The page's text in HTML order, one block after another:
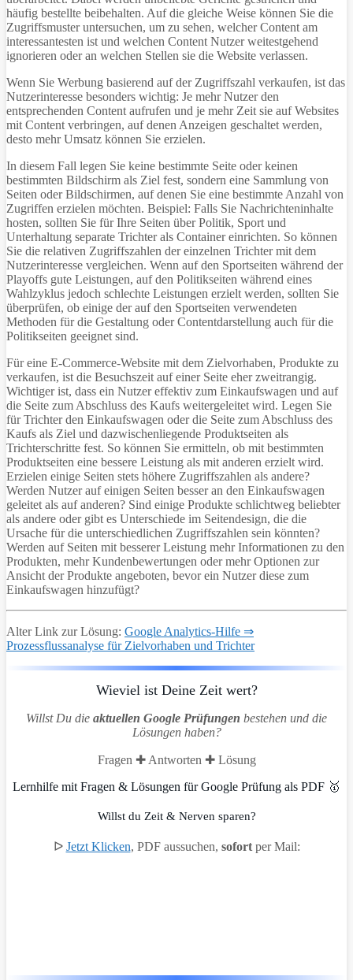
häufig bestellte beibehalten. Auf die gleiche Weise können Sie die
Zugriffsmuster untersuchen, um zu sehen, welcher Content am
interessantesten ist und welchen Content Nutzer weitestgehend
ignorieren oder an welchen Stellen sie die Website verlassen.
Wenn Sie Werbung basierend auf der Zugriffszahl verkaufen, ist das
Nutzerinteresse besonders wichtig: Je mehr Nutzer den
entsprechenden Content aufrufen und je mehr Zeit sie auf Websites
mit Content verbringen, auf denen Anzeigen geschaltet werden,
desto mehr Umsatz können Sie erzielen.
In diesem Fall legen Sie keine bestimmte Seite oder keinen
bestimmten Bildschirm als Ziel fest, sondern eine Sammlung von
Seiten oder Bildschirmen, auf denen Sie eine bestimmte Anzahl von
Zugriffen erzielen möchten. Beispiel: Falls Sie Nachrichteninhalte
hosten, sollten Sie für Ihre Seiten über Politik, Sport und
Unterhaltung separate Trichter als Container einrichten. So können
Sie die relativen Zugriffszahlen der einzelnen Trichter mit dem
Nutzerinteresse vergleichen. Wenn auf den Sportseiten während der
Playoffs gute Leistungen, auf den Politikseiten während eines
Wahlzyklus jedoch schlechte Leistungen erzielt werden, sollten Sie
überprüfen, ob einige der auf den Sportseiten verwendeten
Methoden für die Gestaltung oder Contentdarstellung auch für die
Politikseiten geeignet sind.
Für eine E-Commerce-Website mit dem Zielvorhaben, Produkte zu
verkaufen, ist die Besuchszeit auf einer Seite eher zweitrangig.
Wichtiger ist, dass ein Nutzer effektiv zum Einkaufswagen und auf
die Seite zum Abschluss des Kaufs weitergeleitet wird. Legen Sie
für Trichter den Einkaufswagen oder die Seite zum Abschluss des
Kaufs als Ziel und dazwischenliegende Produktseiten als
Trichterschritte fest. So können Sie ermitteln, ob mit bestimmten
Produktseiten eine bessere Leistung als mit anderen erzielt wird.
Erzielen einige Seiten stets höhere Zugriffszahlen als andere?
Werden Nutzer auf einigen Seiten besser an den Einkaufswagen
geleitet als auf anderen? Sind einige Produkte schlichtweg beliebter
als andere oder gibt es Unterschiede im Seitendesign, die die
Ursache für die unterschiedlichen Zugriffszahlen sein könnten?
Werden auf Seiten mit besserer Leistung mehr Informationen zu den
Produkten, mehr Kundenbewertungen oder mehr Optionen zur
Ansicht der Produkte angeboten, bevor ein Nutzer diese zum
Einkaufswagen hinzufügt?
Alter Link zur Lösung: Google Analytics-Hilfe ⇒
Prozessflussanalyse für Zielvorhaben und Trichter
Wieviel ist Deine Zeit wert?
Willst Du die aktuellen Google Prüfungen bestehen und die
Lösungen haben?
Fragen ✚ Antworten ✚ Lösung
Lernhilfe mit Fragen & Lösungen für Google Prüfung als PDF 🥇
Willst du Zeit & Nerven sparen?
ᐅ Jetzt Klicken, PDF aussuchen, sofortper Mail: